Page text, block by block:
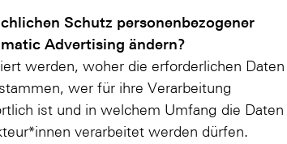
Schutz personenbezogener
Advertising ändern?
werden, woher die erforderlichen Daten
wer für ihre Verarbeitung
ist und in welchem Umfang die Daten
verarbeitet werden dürfen.